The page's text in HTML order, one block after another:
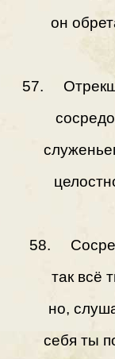
он
57.
58.
так всё
но,
себя ты